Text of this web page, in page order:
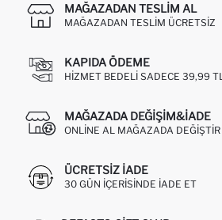
MAĞAZADAN TESLIM AL
MAĞAZADAN TESLIM ÜCRETSIZ
KAPIDA ÖDEME
HIZMET BEDELI SADECE 39,99 TL
MAĞAZADA DEĞIŞIM&İADE
ONLINE AL MAĞAZADA DEĞIŞTIR
ÜCRETSIZ IADE
30 GÜN IÇERISINDE IADE ET